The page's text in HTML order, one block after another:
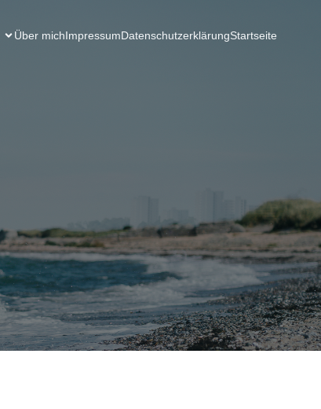
Über michImpressumDatenschutzerklärungStartseite